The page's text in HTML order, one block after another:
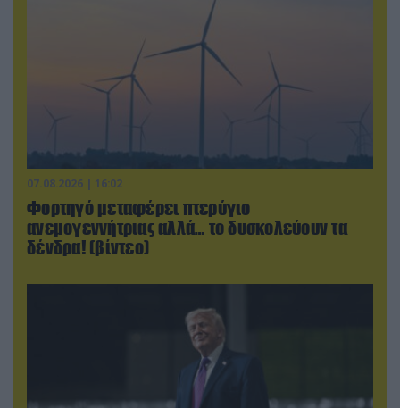
07.08.2026 | 16:02
Φορτηγό μεταφέρει πτερύγιο
ανεμογεννήτριας αλλά… το δυσκολεύουν τα
δένδρα! (βίντεο)